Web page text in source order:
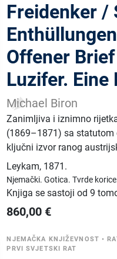
Freidenker /
Offener
Luzifer. Eine
Michael Biron
Zanimljiva i iznimno
(1869–1871) sa statutom
ključni izvor ranog
Leykam, 1871.
Njemački.Gotica.Tvrde
Knjiga se sastoji od 9
860,00 €
NJEMAČKA KNJIŽEVNOST •
PRVI SVJETSKI RAT